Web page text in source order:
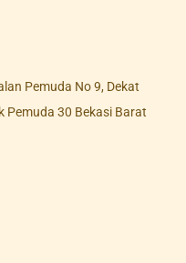
Pemuda No 9, Dekat
Pemuda 30 Bekasi Barat